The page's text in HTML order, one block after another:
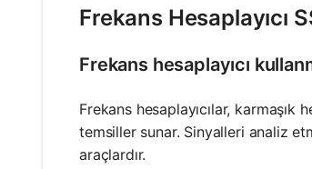
Frekans Hesaplayıcı
Frekans hesaplayıcı
Frekans hesaplayıcılar, karmaşık
temsiller sunar. Sinyalleri analiz
araçlardır.